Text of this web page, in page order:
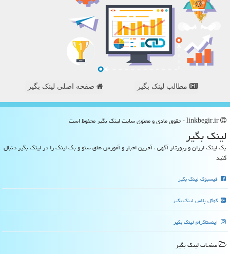
مطالب لینک بگیر صفحه اصلی لینک بگیر
لینك بگیر
بک لینک ارزان و رپورتاژ آگهی ، آخرین اخبار و آموزش های سئو و بک لینک را در لینک بگیر دنبال
کنید
فیسبوک لینک بگیر
گوگل پلاس لینک بگیر
اینستاگرام لینک بگیر
صفحات لینك بگیر